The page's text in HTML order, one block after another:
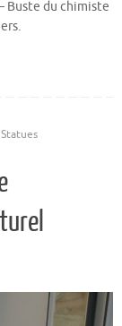
Buste du chimiste
Statues